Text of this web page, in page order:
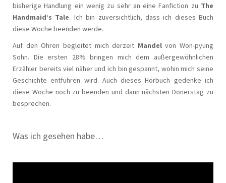
bisherige Handlung ein wenig zu sehr an eine Fanfiction zu The
Handmaid’s Tale. Ich bin zuversichtlich, dass ich dieses Buch
diese Woche beenden werde.
Auf den Ohren begleitet mich derzeit Mandelvon Won-pyung
Sohn. Die ersten 28% bringen mich dem außergewöhnlichen
Erzähler bereits viel näher und ich bin gespannt, wohin mich seine
Geschichte entführen wird. Auch dieses Hörbuch gedenke ich
diese Woche noch zu beenden und dann nächsten Donerstag zu
besprechen.
Was ich gesehen habe…